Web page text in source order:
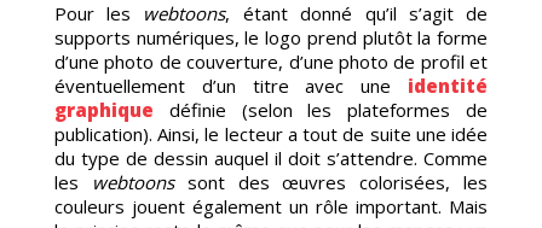
Pour les webtoons, étant donné qu’il s’agit de
supports numériques, le logo prend plutôt la forme
d’une photo de couverture, d’une photo de profil et
éventuellement d’un titre avec une identité
graphique définie (selon les plateformes de
publication). Ainsi, le lecteur a tout de suite une idée
du type de dessin auquel il doit s’attendre. Comme
les
webtoonssont des œuvres colorisées, les
couleurs jouent également un rôle important. Mais